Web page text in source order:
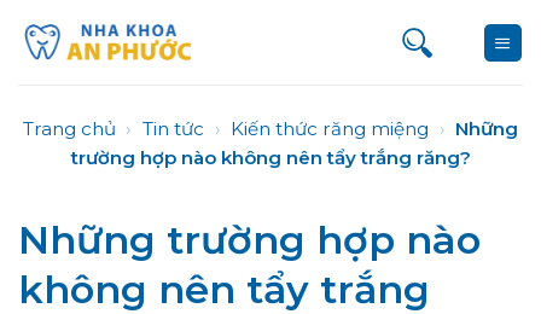
qua
Trang chủ › Tin tức › Kiến thức răng miệng › Những
trường hợp nào không nên tẩy trắng răng?
Những trường hợp nào
không nên tẩy trắng